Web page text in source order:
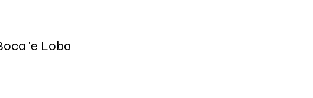
'e Loba